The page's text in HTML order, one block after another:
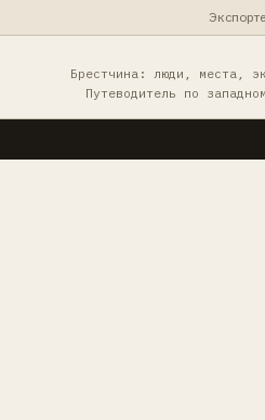
Брестчина: люди, места,
Путеводитель по